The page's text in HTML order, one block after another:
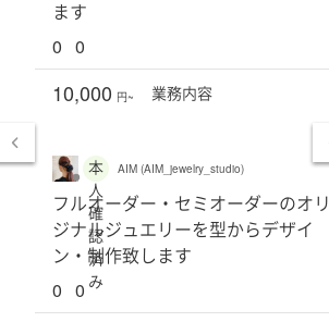
ます
0 0
10,000 円~ 業務内容
本
人
確
認
済
み
AIM (AIM_jewelry_studio)
フルオーダー・セミオーダーのオリ
ジナルジュエリーを型からデザイ
ン・制作致します
0 0